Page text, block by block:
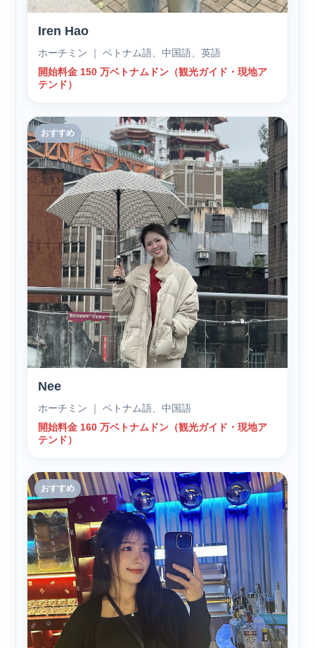
Iren Hao
ホーチミン ｜ ベトナム語、中国語、英語
開始料金 150 万ベトナムドン（観光ガイド・現地ア
テンド）
おすすめ
Nee
ホーチミン ｜ ベトナム語、中国語
開始料金 160 万ベトナムドン（観光ガイド・現地ア
テンド）
おすすめ